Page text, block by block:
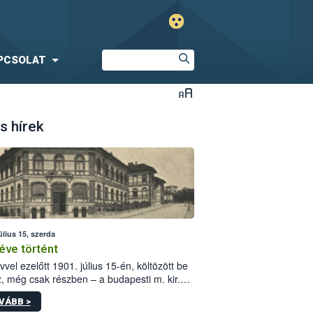
hírek
15, szerda
történt
ezelőtt 1901. július 15-én, költözött be
még csak részben – a budapesti m. kir.
állomás a Kis Rókus utca
alatti, Czigler Győző által tervezett új
>